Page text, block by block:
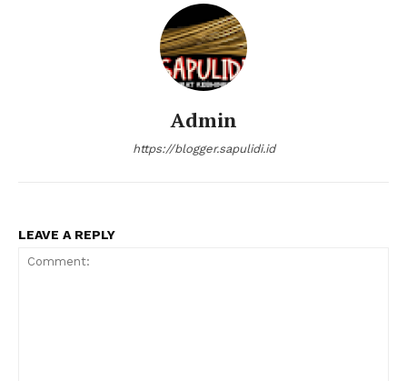
Admin
https://blogger.sapulidi.id
LEAVE A REPLY